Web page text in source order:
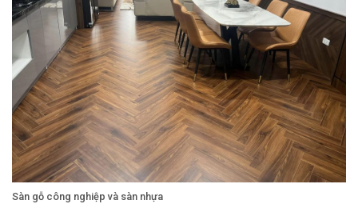
Sàn gỗ công nghiệp và sàn nhựa